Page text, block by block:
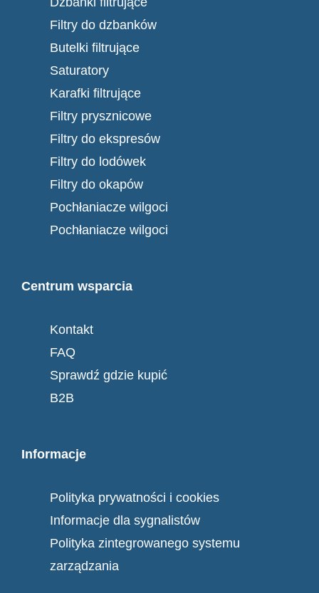
Filtry do dzbanków
Butelki filtrujące
Saturatory
Karafki filtrujące
Filtry prysznicowe
Filtry do ekspresów
Filtry do lodówek
Filtry do okapów
Pochłaniacze wilgoci
Pochłaniacze wilgoci
Centrum wsparcia
Kontakt
FAQ
Sprawdź gdzie kupić
B2B
Informacje
Polityka prywatności i cookies
Informacje dla sygnalistów
Polityka zintegrowanego systemu
zarządzania